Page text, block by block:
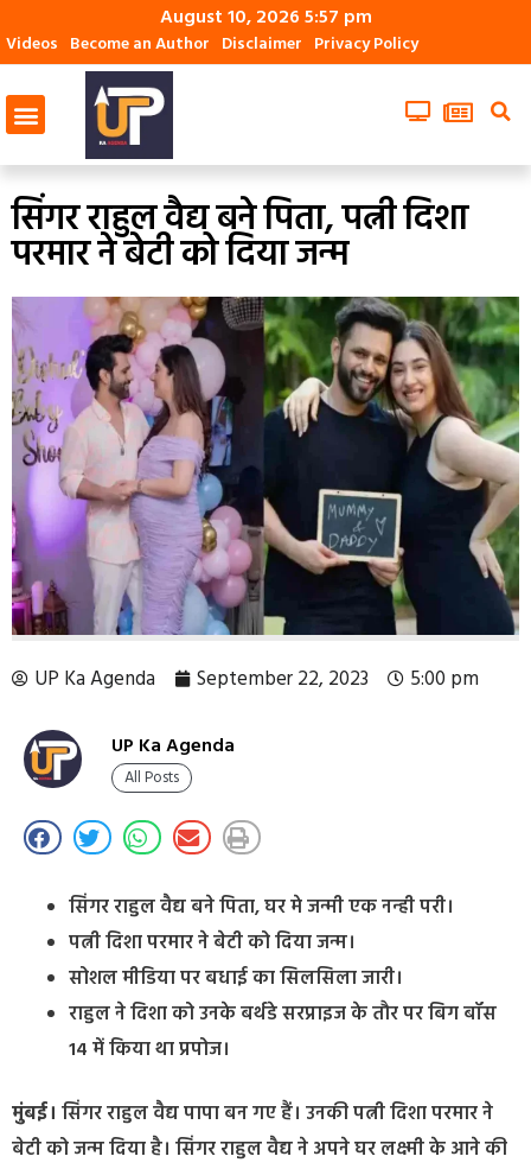
August 10, 2026 5:57 pm
Videos Become an Author Disclaimer Privacy Policy
सिंगर राहुल वैद्य बने पिता, पत्नी दिशा
परमार ने बेटी को दिया जन्म
UP Ka Agenda September 22, 2023 5:00 pm
UP Ka Agenda
All Posts
सिंगर राहुल वैद्य बने पिता, घर मे जन्मी एक नन्ही परी।
पत्नी दिशा परमार ने बेटी को दिया जन्म।
सोशल मीडिया पर बधाई का सिलसिला जारी।
राहुल ने दिशा को उनके बर्थडे सरप्राइज के तौर पर बिग बॉस
14 में किया था प्रपोज।
मुंबई। सिंगर राहुल वैद्य पापा बन गए हैं। उनकी पत्नी दिशा परमार ने
बेटी को जन्म दिया है। सिंगर राहुल वैद्य ने अपने घर लक्ष्मी के आने की